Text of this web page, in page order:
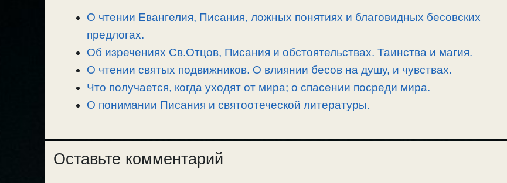
r
a
m
o
o
k
в
и
т
О чтении Евангелия, Писания, ложных понятиях и благовидных бесовских
предлогах.
Об изречениях Св.Отцов, Писания и обстоятельствах. Таинства и магия.
О чтении святых подвижников. О влиянии бесов на душу, и чувствах.
Что получается, когда уходят от мира; о спасении посреди мира.
О понимании Писания и святоотеческой литературы.
Оставьте комментарий